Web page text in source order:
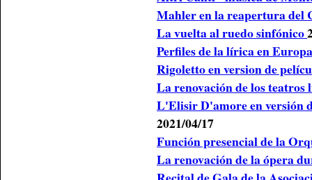
Mahler en la reapertura del
La vuelta al ruedo sinfónico
Perfiles de la lírica en
Rigoletto en version de
La renovación de los
L'Elisir D'amore en versión
2021/04/17
Función presencial de la
La renovación de la ópera